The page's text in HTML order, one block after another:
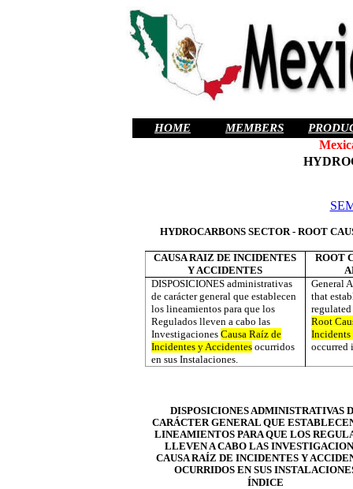
HOME MEMBERS
HYDROCARBONS SECTOR - ROOT
CAUSA RAIZ DE INCIDENTES
Y ACCIDENTES
ROOT
DISPOSICIONES administrativas
de carácter general que establecen
los lineamientos para que los
Regulados lleven a cabo las
InvestigacionesCausa Raíz de
Incidentes y Accidentes ocurridos
en sus Instalaciones.
General
that
Root
Incidents
occurred
DISPOSICIONES ADMINISTRATIVAS
CARÁCTER GENERAL QUE
LINEAMIENTOS PARA QUE LOS
LLEVEN A CABO LAS
CAUSA RAÍZ DE INCIDENTES Y
OCURRIDOS EN SUS
ÍNDICE